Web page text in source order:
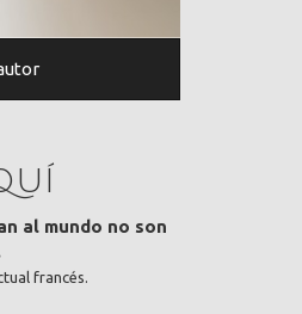
al mundo no son
francés.